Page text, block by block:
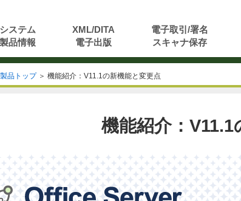
システム
製品情報
XML/DITA
電子出版
電子取引/署名
スキャナ保存
品トップ＞ 機能紹介：V11.1の新機能と変更点
機能紹介：